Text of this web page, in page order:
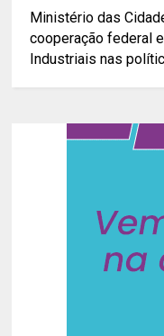
Ministério das
cooperação federal
Industriais nas